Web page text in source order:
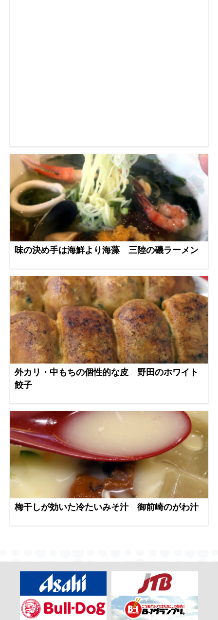
味の決め手は海鮮より海藻 三陸の磯ラーメン
外カリ・中もちの個性的な皮 野田のホワイト
餃子
梅干しが効いた冷たいみそ汁 御前崎のがわ汁